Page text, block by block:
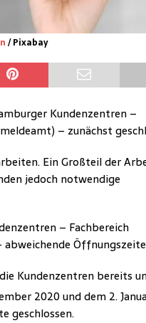
/ Pixabay
Kundenzentren –
– zunächst
Ein Großteil der
jedoch notwendige
– Fachbereich
Kundenzentren bereits
2020 und dem 2.
geschlossen.